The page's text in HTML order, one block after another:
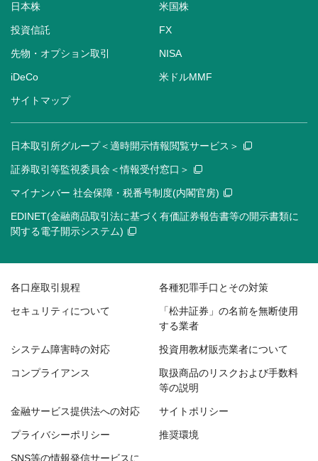
日本株 米国株
投資信託 FX
先物・オプション取引 NISA
iDeCo 米ドルMMF
サイトマップ
日本取引所グループ＜適時開示情報閲覧サービス＞
証券取引等監視委員会＜情報受付窓口＞
マイナンバー 社会保障・税番号制度(内閣官房)
EDINET(金融商品取引法に基づく有価証券報告書等の開示書類に
関する電子開示システム)
各口座取引規程 各種犯罪手口とその対策
セキュリティについて
「松井証券」の名前を無断使用
する業者
システム障害時の対応 投資用教材販売業者について
コンプライアンス
取扱商品のリスクおよび手数料
等の説明
金融サービス提供法への対応 サイトポリシー
プライバシーポリシー 推奨環境
SNS等の情報発信サービスに